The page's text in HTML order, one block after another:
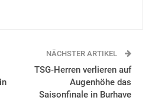
NÄCHSTER ARTIKEL
TSG-Herren verlieren auf
Augenhöhe das
Saisonfinale in Burhave